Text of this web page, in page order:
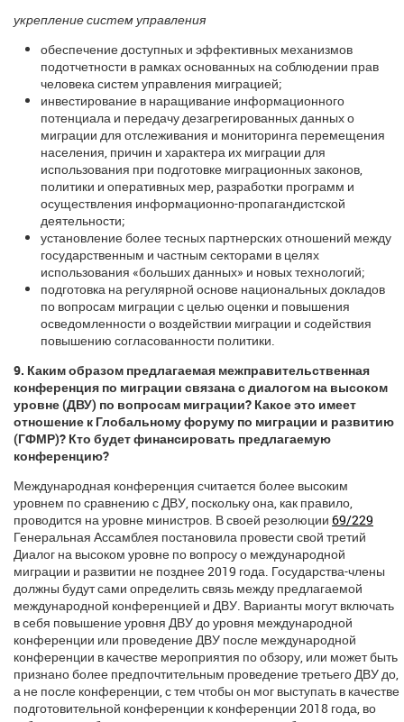
укрепление систем управления
обеспечение доступных и эффективных механизмов
подотчетности в рамках основанных на соблюдении прав
человека систем управления миграцией;
инвестирование в наращивание информационного
потенциала и передачу дезагрегированных данных о
миграции для отслеживания и мониторинга перемещения
населения, причин и характера их миграции для
использования при подготовке миграционных законов,
политики и оперативных мер, разработки программ и
осуществления информационно-пропагандистской
деятельности;
установление более тесных партнерских отношений между
государственным и частным секторами в целях
использования «больших данных» и новых технологий;
подготовка на регулярной основе национальных докладов
по вопросам миграции с целью оценки и повышения
осведомленности о воздействии миграции и содействия
повышению согласованности политики.
9. Каким образом предлагаемая межправительственная
конференция по миграции связана с диалогом на высоком
уровне (ДВУ) по вопросам миграции? Какое это имеет
отношение к Глобальному форуму по миграции и развитию
(ГФМР)? Кто будет финансировать предлагаемую
конференцию?
Международная конференция считается более высоким
уровнем по сравнению с ДВУ, поскольку она, как правило,
проводится на уровне министров. В своей резолюции 69/229
Генеральная Ассамблея постановила провести свой третий
Диалог на высоком уровне по вопросу о международной
миграции и развитии не позднее 2019 года. Государства-члены
должны будут сами определить связь между предлагаемой
международной конференцией и ДВУ. Варианты могут включать
в себя повышение уровня ДВУ до уровня международной
конференции или проведение ДВУ после международной
конференции в качестве мероприятия по обзору, или может быть
признано более предпочтительным проведение третьего ДВУ до,
а не после конференции, с тем чтобы он мог выступать в качестве
подготовительной конференции к конференции 2018 года, во